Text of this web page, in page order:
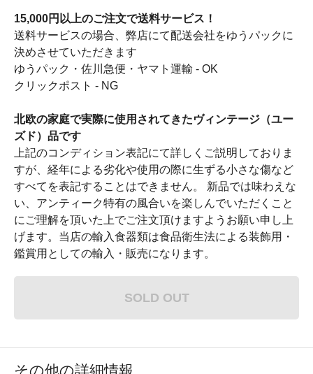
15,000円以上のご注文で送料サービス！
送料サービスの場合、弊店にて配送会社をゆうパックに
決めさせていただきます
ゆうパック・佐川急便・ヤマト運輸 - OK
クリックポスト - NG
北欧の家庭で実際に使用されてきたヴィンテージ（ユー
ズド）品です
上記のコンディション表記にて詳しくご説明しておりま
すが、経年による劣化や使用の際に生ずる小さな傷など
すべてを表記することはできません。 新品では味わえな
い、アンティーク特有の風合いを楽しんでいただくこと
にご理解を頂いた上でご注文頂けますようお願い申し上
げます。当店の輸入食器類は食品衛生法による装飾用・
鑑賞用としての輸入・販売になります。
SOLD OUT
その他の詳細情報